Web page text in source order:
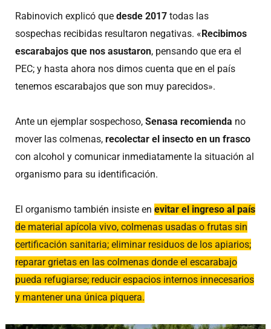
Rabinovich explicó que desde 2017 todas las
sospechas recibidas resultaron negativas. «Recibimos
escarabajos que nos asustaron, pensando que era el
PEC; y hasta ahora nos dimos cuenta que en el país
tenemos escarabajos que son muy parecidos».
Ante un ejemplar sospechoso, Senasa recomienda no
mover las colmenas, recolectar el insecto en un frasco
con alcohol y comunicar inmediatamente la situación al
organismo para su identificación.
El organismo también insiste en evitar el ingreso al país
de material apícola vivo, colmenas usadas o frutas sin
certificación sanitaria; eliminar residuos de los apiarios;
reparar grietas en las colmenas donde el escarabajo
pueda refugiarse; reducir espacios internos innecesarios
y mantener una única piquera.